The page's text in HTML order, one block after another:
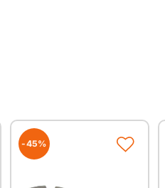
-45%